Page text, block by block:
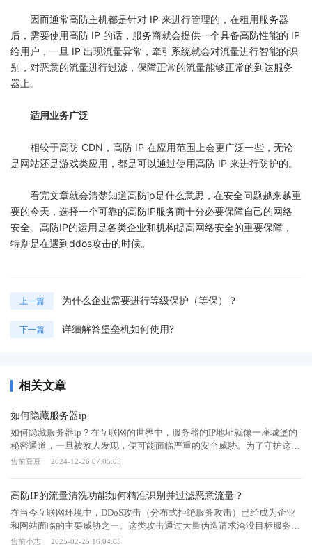
因而通常高防主机都是针对 IP 来进行管理的，在租用服务器
后，需要使用高防 IP 的话，服务商就会提供一个具备高防性能的 IP
给用户，一旦 IP 出现流量异常，牵引系统就会对流量进行智能的识
别，对恶意的流量进行过滤，保障正常的流量能够正常的到达服务
器上。
适用业务广泛
相较于高防 CDN，高防 IP 在应用范围上会更广泛一些，无论
是网站还是游戏类应用，都是可以通过使用高防 IP 来进行防护的。
看完文章就会清楚知道高防ip是什么意思，在安全问题越来越重
要的今天，选择一个可靠的高防IP服务商十分必要保障自己的网络
安全。高防IP的运用是各类企业和机构提高网络安全的重要保障，
特别是在遇到ddos攻击的时候。
上一篇 为什么企业需要进行等级保护（等保）？
下一篇 详细解答堡垒机如何使用?
相关文章
如何隐藏服务器ip
如何隐藏服务器ip？在互联网的世界中，服务器的IP地址就像一座城堡的
秘密通道，一旦被敌人发现，便可能面临严重的安全威胁。为了守护这座
城堡，我们需要运用合适的技术和策略，确保服务器的安全与稳定运行。
IP是一种专业的网络安全防护技术，通过将域名解析到高防IP，将攻击流
量引流至高防节点，从而完美隐藏服务器的真实IP。攻击者面对的是举着
盾牌的高仿IP，始终无法找到服务器的真实位置。这种技术不仅能够有效
抵御DDoS攻击，还能确保服务器的稳定运行。高防IP不仅提供了防御功
售前豆豆 2024-12-26 07:05:05
高防IP的流量清洗功能如何精准识别并过滤恶意流量？
在当今互联网环境中，DDoS攻击（分布式拒绝服务攻击）已经成为企业
和网站面临的主要威胁之一。这类攻击通过大量伪造请求淹没目标服务
器，导致正常用户无法访问，给企业带来严重的经济损失和声誉损害。为
售前小志 2025-02-25 16:04:05